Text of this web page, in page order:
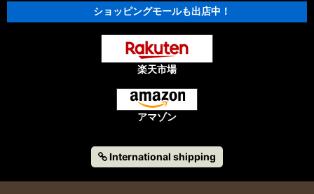
ショッピングモールも出店中！
楽天市場
アマゾン
International shipping